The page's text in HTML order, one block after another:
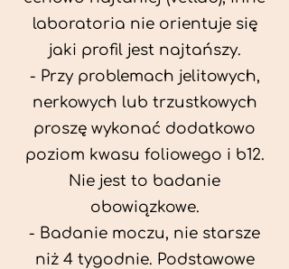
laboratoria nie orientuje się
jaki profil jest najtańszy.
- Przy problemach jelitowych,
nerkowych lub trzustkowych
proszę wykonać dodatkowo
poziom kwasu foliowego i b12.
Nie jest to badanie
obowiązkowe.
- Badanie moczu, nie starsze
niż 4 tygodnie. Podstawowe